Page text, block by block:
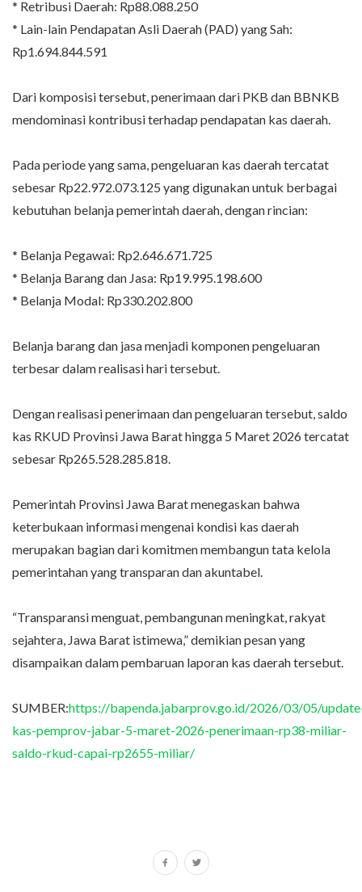
* Retribusi Daerah: Rp88.088.250
* Lain-lain Pendapatan Asli Daerah (PAD) yang Sah:
Rp1.694.844.591
Dari komposisi tersebut, penerimaan dari PKB dan BBNKB
mendominasi kontribusi terhadap pendapatan kas daerah.
Pada periode yang sama, pengeluaran kas daerah tercatat
sebesar Rp22.972.073.125 yang digunakan untuk berbagai
kebutuhan belanja pemerintah daerah, dengan rincian:
* Belanja Pegawai: Rp2.646.671.725
* Belanja Barang dan Jasa: Rp19.995.198.600
* Belanja Modal: Rp330.202.800
Belanja barang dan jasa menjadi komponen pengeluaran
terbesar dalam realisasi hari tersebut.
Dengan realisasi penerimaan dan pengeluaran tersebut, saldo
kas RKUD Provinsi Jawa Barat hingga 5 Maret 2026 tercatat
sebesar Rp265.528.285.818.
Pemerintah Provinsi Jawa Barat menegaskan bahwa
keterbukaan informasi mengenai kondisi kas daerah
merupakan bagian dari komitmen membangun tata kelola
pemerintahan yang transparan dan akuntabel.
“Transparansi menguat, pembangunan meningkat, rakyat
sejahtera, Jawa Barat istimewa,” demikian pesan yang
disampaikan dalam pembaruan laporan kas daerah tersebut.
SUMBER:https://bapenda.jabarprov.go.id/2026/03/05/
kas-pemprov-jabar-5-maret-2026-penerimaan-rp38-miliar-
saldo-rkud-capai-rp2655-miliar/